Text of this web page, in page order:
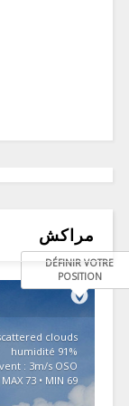
مراكش
DÉFINIR VOTRE
POSITION
clouds
91% humidité
vent : 3m/s OSO
MAX 73 • MIN 69